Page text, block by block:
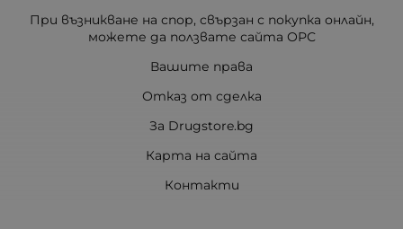
При възникване на спор, свързан с покупка онлайн,
можете да ползвате сайта ОРС
Вашите права
Отказ от сделка
За Drugstore.bg
Карта на сайта
Контакти